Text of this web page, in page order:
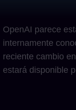
OpenAI parece
internamente
reciente cambio
estará disponible